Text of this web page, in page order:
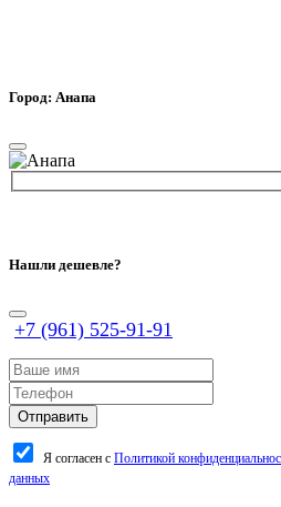
Город: Анапа
Нашли дешевле?
+7 (961) 525-91-91
Я согласен с Политикой
данных